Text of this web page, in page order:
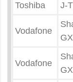
Toshiba
J-
Vodafone
Vodafone